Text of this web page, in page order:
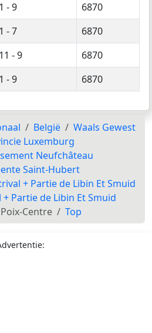
1 - 9
6870
1 - 7
6870
11 - 9
6870
1 - 9 6870
België
Waals Gewest
Luxemburg
Neufchâteau
Saint-Hubert
+ Partie de Libin Et Smuid
Partie de Libin Et Smuid
Centre
Top